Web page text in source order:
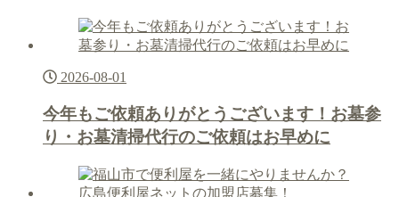
2026-08-01
今年もご依頼ありがとうございます！お墓参
り・お墓清掃代行のご依頼はお早めに